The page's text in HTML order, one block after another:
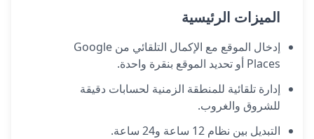
الميزات الرئيسية
إدخال الموقع مع الإكمال التلقائي من Google
Places أو تحديد الموقع بنقرة واحدة.
إدارة تلقائية للمنطقة الزمنية لحسابات دقيقة
للشروق والغروب.
التبديل بين نظام 12 ساعة و24 ساعة.